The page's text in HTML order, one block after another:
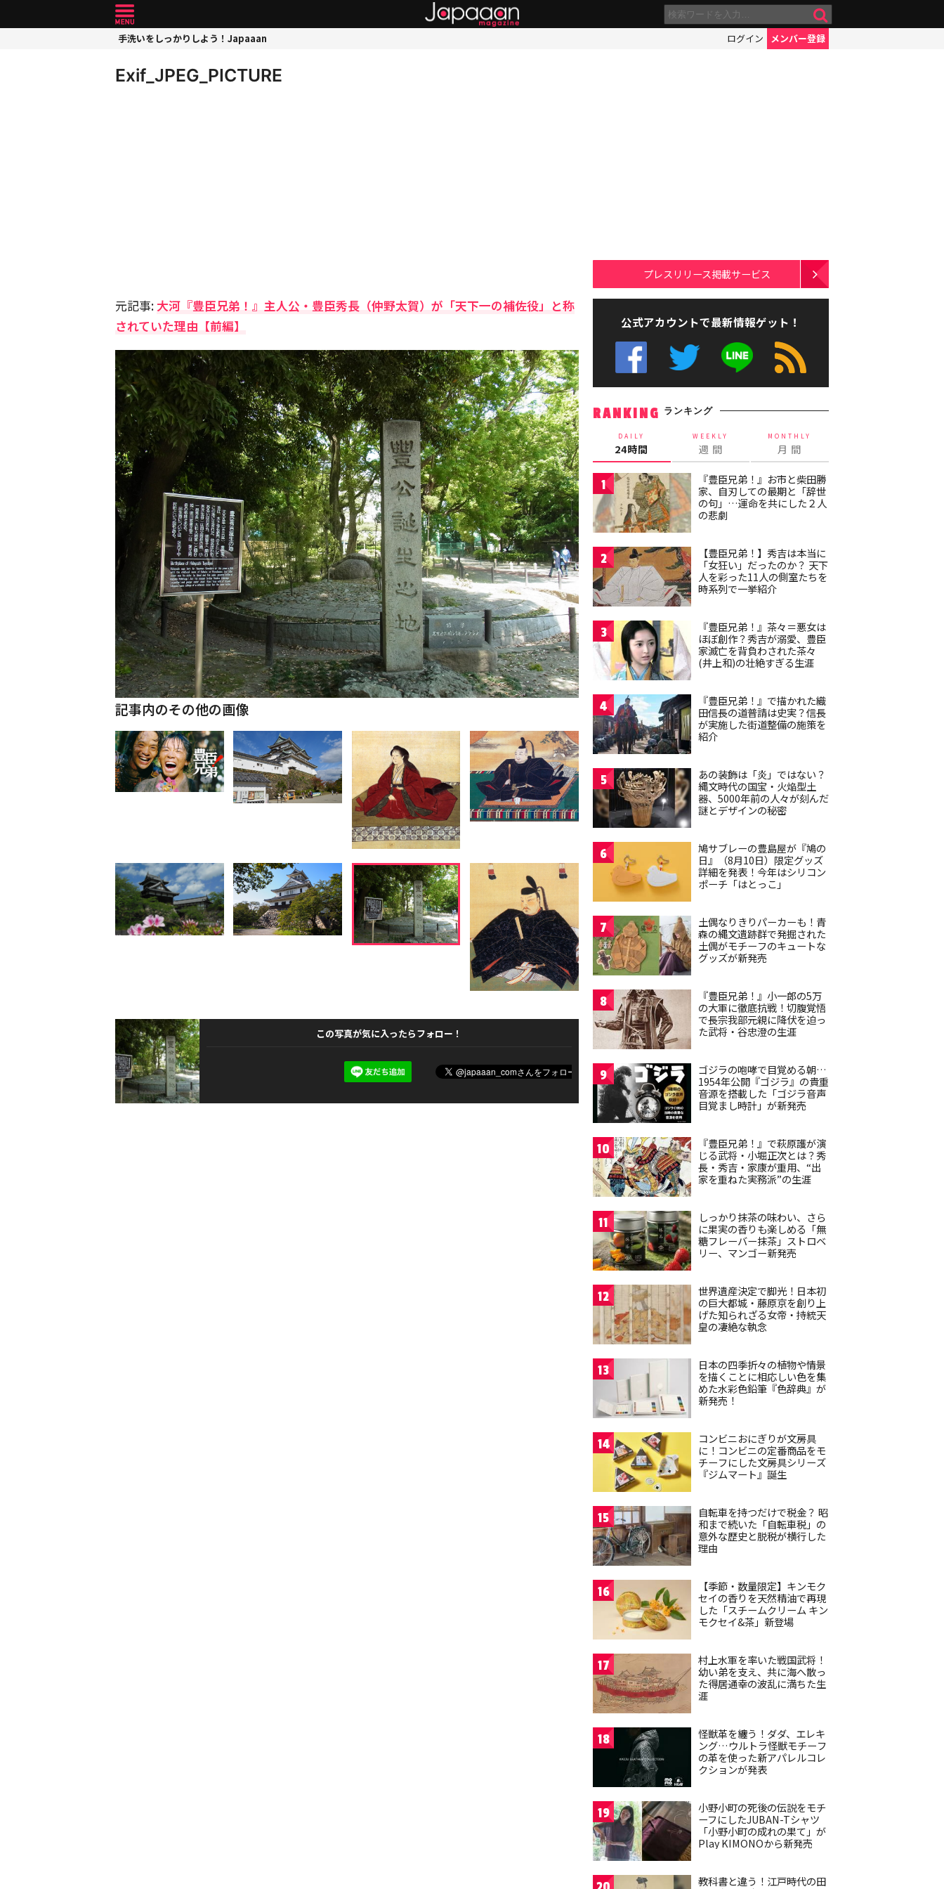
手洗いをしっかりしよう！Japaaan ログイン メンバー登録
Exif_JPEG_PICTURE
元記事:大河『豊臣兄弟！』主人公・豊臣秀長（仲野太賀）が「天下一の補佐役」と称
されていた理由【前編】
記事内のその他の画像
この写真が気に入ったらフォロー！
プレスリリース掲載サービス
公式アカウントで最新情報ゲット！
RANKING ランキング
DAILY
24時間
WEEKLY
週 間
MONTHLY
月 間
1
『豊臣兄弟！』お市と柴田勝
家、自刃しての最期と「辞世
の句」…運命を共にした２人
の悲劇
2
【豊臣兄弟！】秀吉は本当に
「女狂い」だったのか？ 天下
人を彩った11人の側室たちを
時系列で一挙紹介
3
『豊臣兄弟！』茶々＝悪女は
ほぼ創作？秀吉が溺愛、豊臣
家滅亡を背負わされた茶々
(井上和)の壮絶すぎる生涯
4
『豊臣兄弟！』で描かれた織
田信長の道普請は史実？信長
が実施した街道整備の施策を
紹介
5
あの装飾は「炎」ではない？
縄文時代の国宝・火焔型土
器、5000年前の人々が刻んだ
謎とデザインの秘密
6
鳩サブレーの豊島屋が『鳩の
日』（8月10日）限定グッズ
詳細を発表！今年はシリコン
ポーチ「はとっこ」
7
土偶なりきりパーカーも！青
森の縄文遺跡群で発掘された
土偶がモチーフのキュートな
グッズが新発売
8
『豊臣兄弟！』小一郎の5万
の大軍に徹底抗戦！切腹覚悟
で長宗我部元親に降伏を迫っ
た武将・谷忠澄の生涯
9
ゴジラの咆哮で目覚める朝…
1954年公開『ゴジラ』の貴重
音源を搭載した「ゴジラ音声
目覚まし時計」が新発売
10
『豊臣兄弟！』で萩原護が演
じる武将・小堀正次とは？秀
長・秀吉・家康が重用、“出
家を重ねた実務派”の生涯
11
しっかり抹茶の味わい、さら
に果実の香りも楽しめる「無
糖フレーバー抹茶」ストロベ
リー、マンゴー新発売
12
世界遺産決定で脚光！日本初
の巨大都城・藤原京を創り上
げた知られざる女帝・持統天
皇の凄絶な執念
13
日本の四季折々の植物や情景
を描くことに相応しい色を集
めた水彩色鉛筆『色辞典』が
新発売！
14
コンビニおにぎりが文房具
に！コンビニの定番商品をモ
チーフにした文房具シリーズ
『ジムマート』誕生
15
自転車を持つだけで税金？ 昭
和まで続いた「自転車税」の
意外な歴史と脱税が横行した
理由
16
【季節・数量限定】キンモク
セイの香りを天然精油で再現
した「スチームクリーム キン
モクセイ&茶」新登場
17
村上水軍を率いた戦国武将！
幼い弟を支え、共に海へ散っ
た得居通幸の波乱に満ちた生
涯
18
怪獣革を纏う！ダダ、エレキ
ング…ウルトラ怪獣モチーフ
の革を使った新アパレルコレ
クションが発表
19
小野小町の死後の伝説をモチ
ーフにしたJUBAN-Tシャツ
「小野小町の成れの果て」が
Play KIMONOから新発売
教科書と違う！江戸時代の田